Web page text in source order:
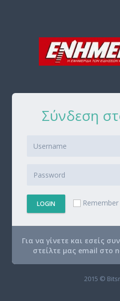
Σύνδεση
LOGIN Remember
Για να γίνετε και εσείς
στείλτε μας email στο
2015 ©